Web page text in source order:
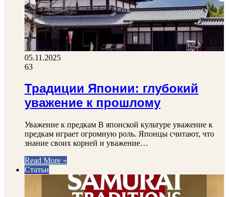
05.11.2025
63
Традиции Японии: глубокий
уважение к прошлому
Уважение к предкам В японской культуре уважение к
предкам играет огромную роль. Японцы считают, что
знание своих корней и уважение…
Read More »
Статьи